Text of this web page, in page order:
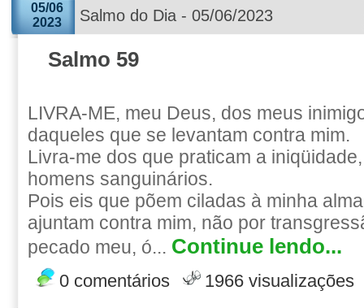
05/06
2023
Salmo do Dia - 05/06/2023
Salmo 59
LIVRA-ME, meu Deus, dos meus
daqueles que se levantam contra mim.
Livra-me dos que praticam a
homens sanguinários.
Pois eis que põem ciladas à minha
ajuntam contra mim, não por
pecado meu, ó... Continue lendo...
0 comentários 1966 visualizações